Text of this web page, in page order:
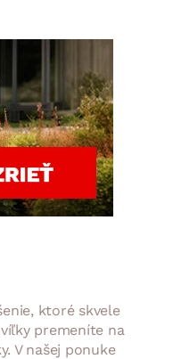
ktoré skvele
premeníte na
V našej ponuke